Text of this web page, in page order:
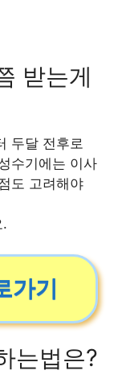
받는게
두달 전후로
수기에는 이사
도 고려해야
.
가기
는법은?